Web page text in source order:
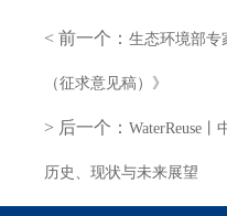
< 前一个： 生态环境部专
（征求意见稿）》
> 后一个： WaterReuse
历史、现状与未来展望